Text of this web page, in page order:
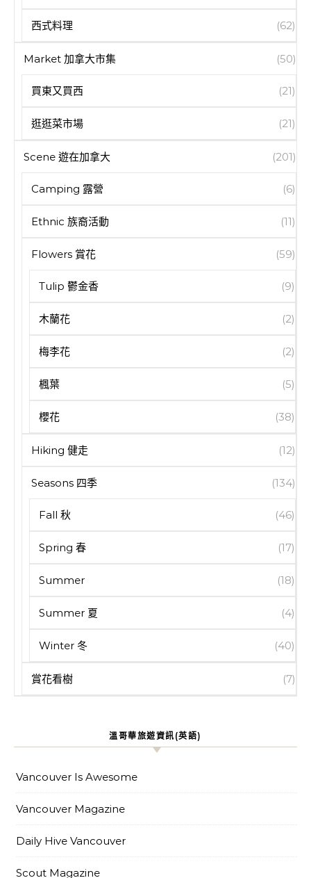
西式料理 (62)
Market 加拿大市集 (50)
買東又買西 (21)
逛逛菜市場 (21)
Scene 遊在加拿大 (201)
Camping 露營 (6)
Ethnic 族裔活動 (11)
Flowers 賞花 (59)
Tulip 鬱金香 (9)
木蘭花 (2)
梅李花 (2)
楓葉 (5)
櫻花 (38)
Hiking 健走 (12)
Seasons 四季 (134)
Fall 秋 (46)
Spring 春 (17)
Summer (18)
Summer 夏 (4)
Winter 冬 (40)
賞花看樹 (7)
溫哥華旅遊資訊(英語)
Vancouver Is Awesome
Vancouver Magazine
Daily Hive Vancouver
Scout Magazine